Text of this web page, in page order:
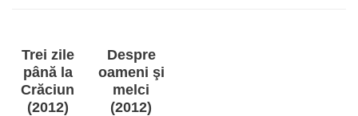
Trei zile
până la
Crăciun
(2012)
Despre
oameni şi
melci
(2012)